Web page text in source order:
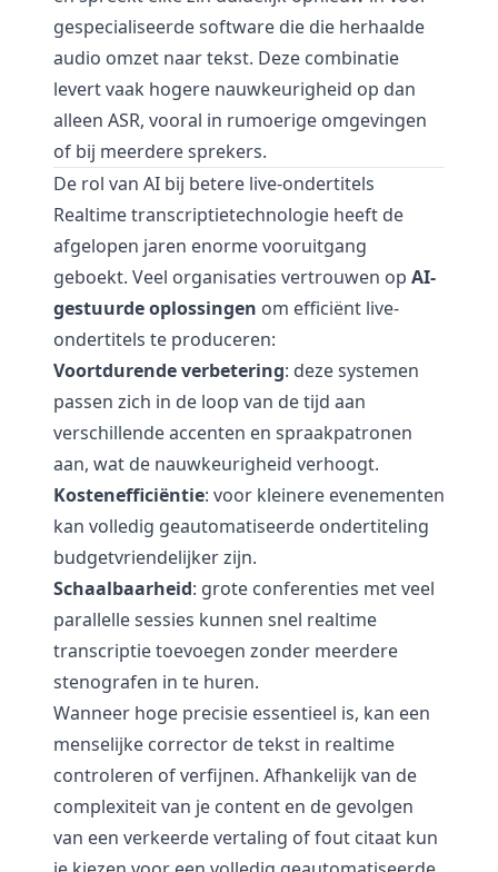
gespecialiseerde software die die herhaalde
audio omzet naar tekst. Deze combinatie
levert vaak hogere nauwkeurigheid op dan
alleen ASR, vooral in rumoerige omgevingen
of bij meerdere sprekers.
De rol van AI bij betere live-ondertitels
Realtime transcriptietechnologie heeft de
afgelopen jaren enorme vooruitgang
geboekt. Veel organisaties vertrouwen op AI-
gestuurde oplossingen om efficiënt live-
ondertitels te produceren:
Voortdurende verbetering: deze systemen
passen zich in de loop van de tijd aan
verschillende accenten en spraakpatronen
aan, wat de nauwkeurigheid verhoogt.
Kostenefficiëntie: voor kleinere evenementen
kan volledig geautomatiseerde ondertiteling
budgetvriendelijker zijn.
Schaalbaarheid: grote conferenties met veel
parallelle sessies kunnen snel realtime
transcriptie toevoegen zonder meerdere
stenografen in te huren.
Wanneer hoge precisie essentieel is, kan een
menselijke corrector de tekst in realtime
controleren of verfijnen. Afhankelijk van de
complexiteit van je content en de gevolgen
van een verkeerde vertaling of fout citaat kun